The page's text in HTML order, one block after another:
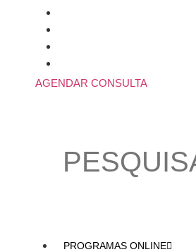
AGENDAR CONSULTA
PROGRAMAS ONLINE